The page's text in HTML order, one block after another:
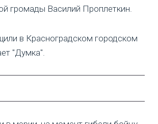
громады Василий Проплеткин.
в Красноградском городском
"Думка".